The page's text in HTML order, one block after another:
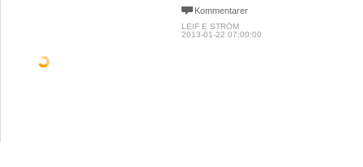
Kommentarer
LEIF E STRÖM
2013-01-22 07:00:00